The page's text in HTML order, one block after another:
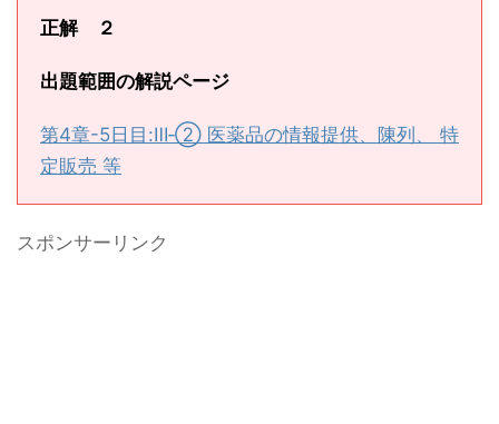
正解 ２
出題範囲の解説ページ
第4章-5日目:Ⅲ‐② 医薬品の情報提供、陳列、 特
定販売 等
スポンサーリンク